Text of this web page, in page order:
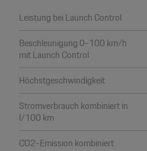
Leistung bei Launch Control
Beschleunigung 0-100 km/h
mit Launch Control
Höchstgeschwindigkeit
Stromverbrauch kombiniert in
l/100 km
CO2-Emission kombiniert